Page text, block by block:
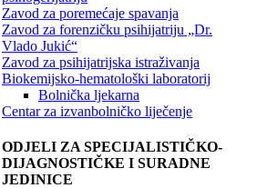
Zavod za poremećaje spavanja
Zavod za forenzičku psihijatriju „Dr.
Vlado Jukić“
Zavod za psihijatrijska istraživanja
Biokemijsko-hematološki laboratorij
Bolnička ljekarna
Centar za izvanbolničko liječenje
ODJELI ZA SPECIJALISTIČKO-
DIJAGNOSTIČKE I SURADNE
JEDINICE